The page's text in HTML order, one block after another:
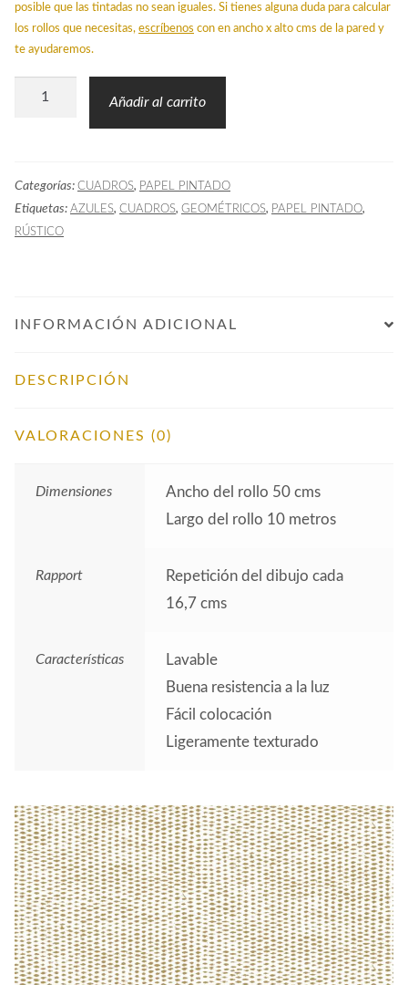
posible que las tintadas no sean iguales. Si tienes alguna duda para calcular
los rollos que necesitas, escríbenos con en ancho x alto cms de la pared y
te ayudaremos.
Papel
Azul
Marino
cantidad
Añadir al carrito
Categorías: CUADROS, PAPEL PINTADO
Etiquetas: AZULES, CUADROS, GEOMÉTRICOS, PAPEL PINTADO,
RÚSTICO
INFORMACIÓN ADICIONAL
DESCRIPCIÓN
VALORACIONES (0)
Dimensiones
Ancho del rollo 50 cms
Largo del rollo 10 metros
Rapport
Repetición del dibujo cada
16,7 cms
Características
Lavable
Buena resistencia a la luz
Fácil colocación
Ligeramente texturado